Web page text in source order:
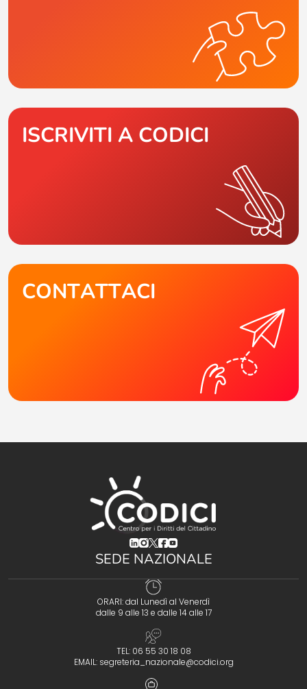
ISCRIVITI A CODICI
CONTATTACI
(opens in a new tab)
(opens in a new tab)
(opens in a new tab)
(opens in a new tab)
(opens in a new tab)
SEDE NAZIONALE
ORARI: dal Lunedì al Venerdì
dalle 9 alle 13 e dalle 14 alle 17
TEL: 06 55 30 18 08
EMAIL: segreteria_nazionale@codici.org